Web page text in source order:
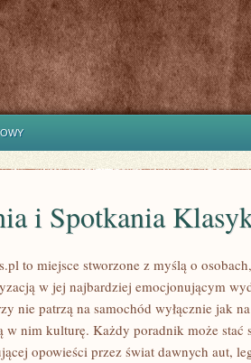
i Spotkania
to miejsce stworzone z myślą o
w jej najbardziej emocjonującym
nie patrzą na samochód wyłącznie jak
w nim kulturę. Każdy poradnik może stać
opowieści przez świat dawnych aut,